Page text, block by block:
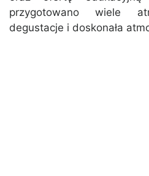
przygotowano wiele
degustacje i doskonała